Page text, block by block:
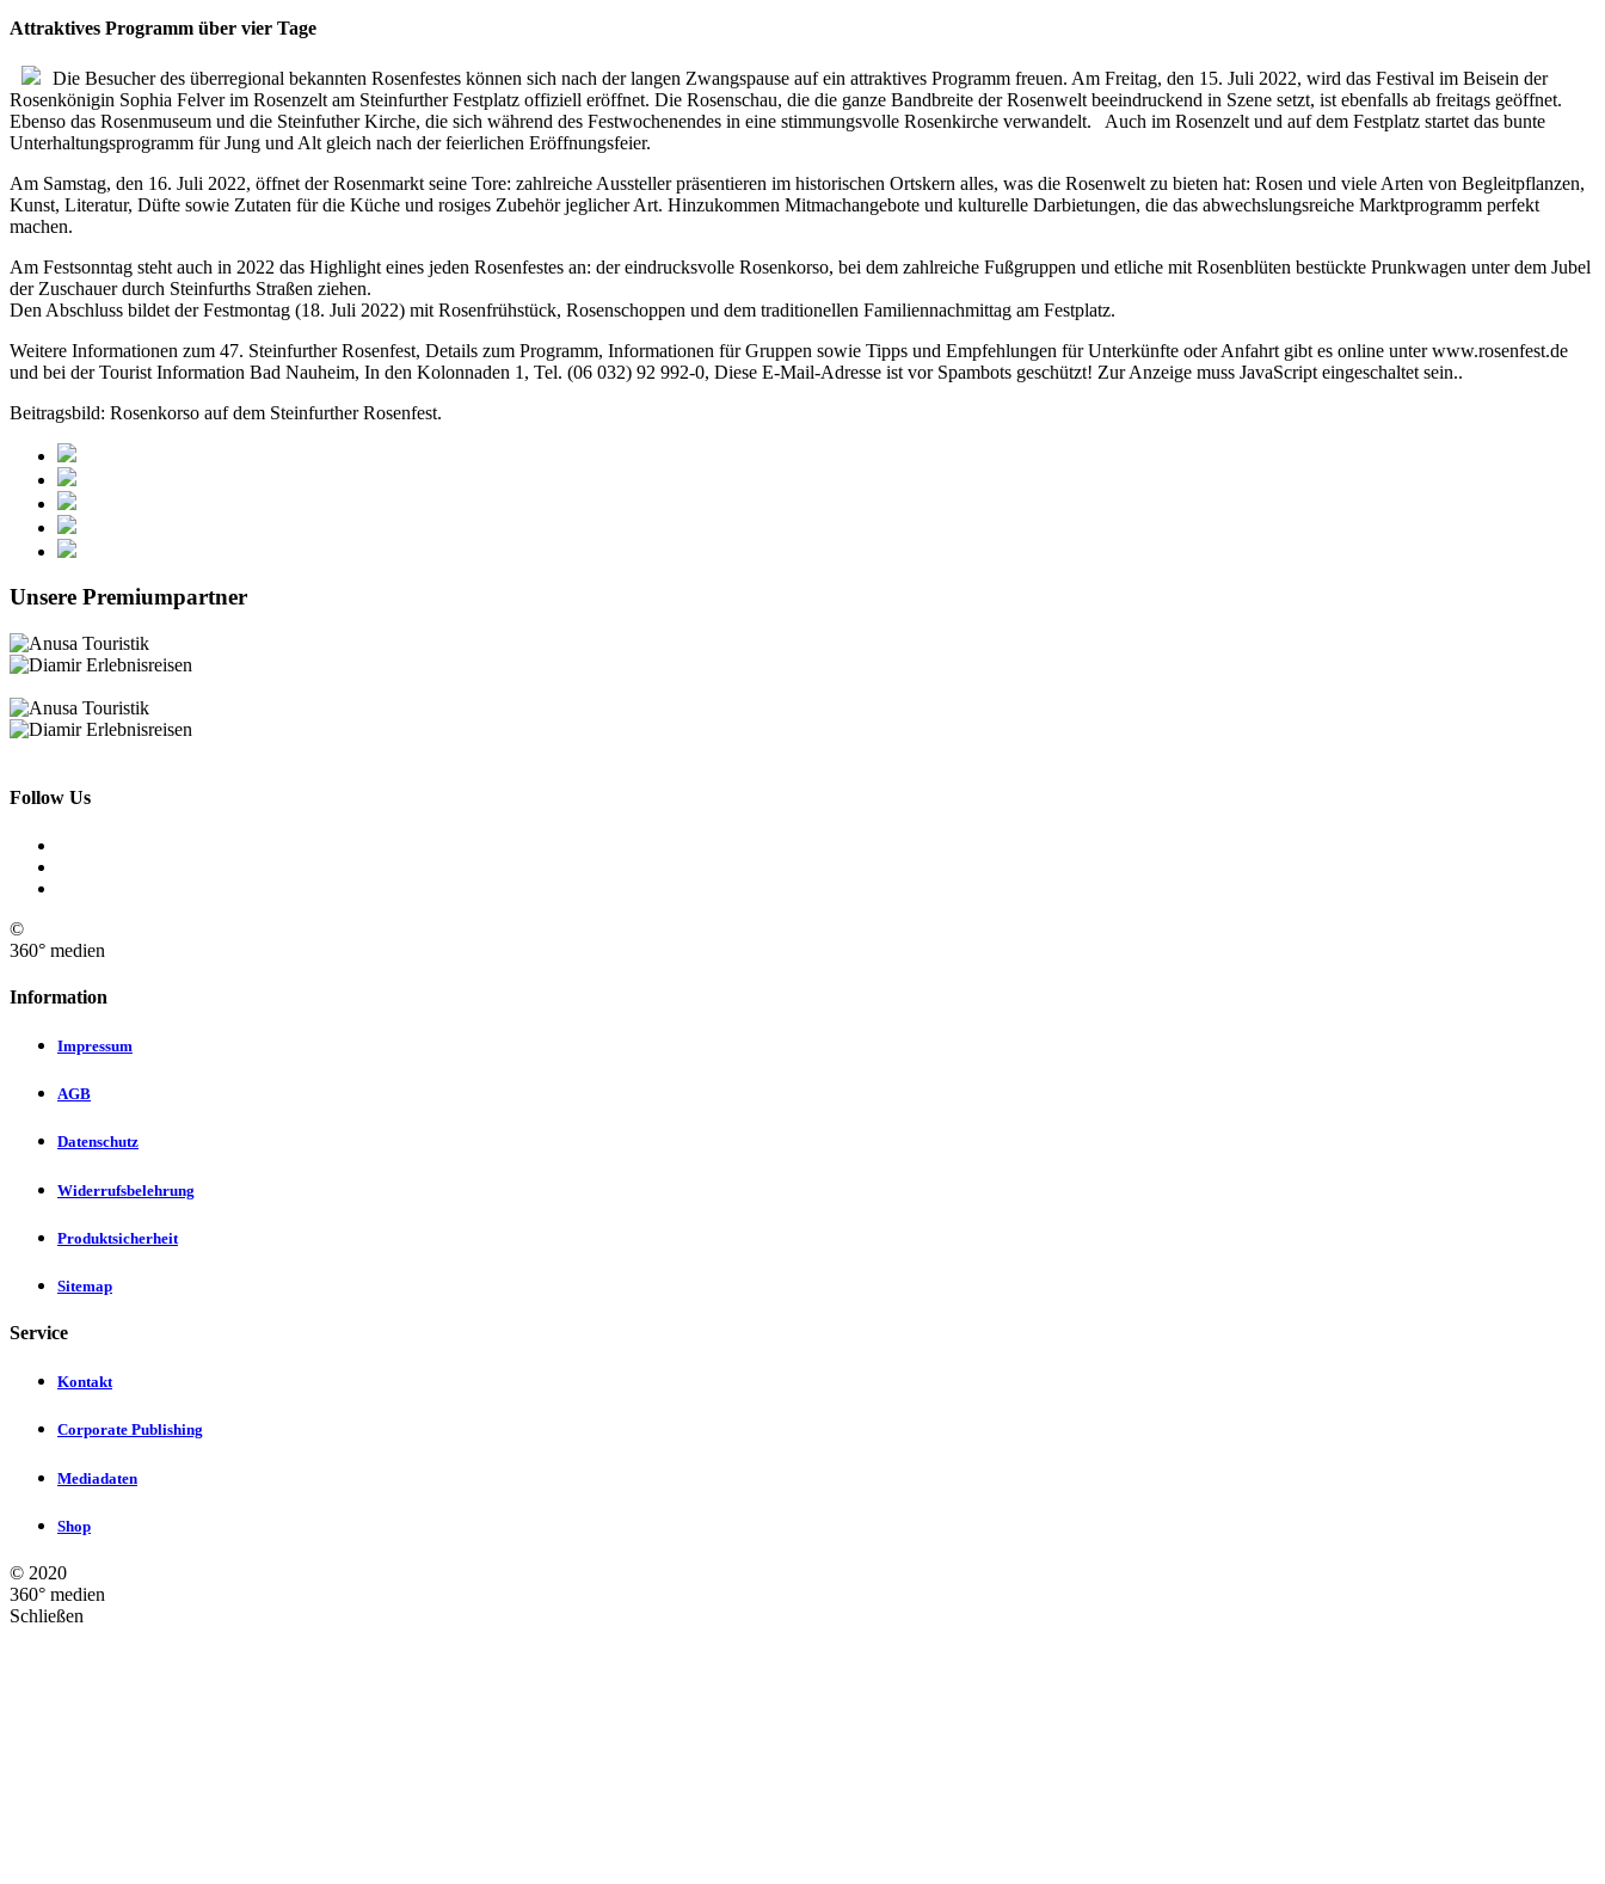
Attraktives Programm über vier Tage
Die Besucher des überregional bekannten Rosenfestes können sich nach der langen Zwangspause auf ein attraktives Programm freuen. Am Freitag, den 15. Juli 2022, wird das Festival im Beisein der
Rosenkönigin Sophia Felver im Rosenzelt am Steinfurther Festplatz offiziell eröffnet. Die Rosenschau, die die ganze Bandbreite der Rosenwelt beeindruckend in Szene setzt, ist ebenfalls ab freitags geöffnet.
Ebenso das Rosenmuseum und die Steinfuther Kirche, die sich während des Festwochenendes in eine stimmungsvolle Rosenkirche verwandelt. Auch im Rosenzelt und auf dem Festplatz startet das bunte
Unterhaltungsprogramm für Jung und Alt gleich nach der feierlichen Eröffnungsfeier.
Am Samstag, den 16. Juli 2022, öffnet der Rosenmarkt seine Tore: zahlreiche Aussteller präsentieren im historischen Ortskern alles, was die Rosenwelt zu bieten hat: Rosen und viele Arten von Begleitpflanzen,
Kunst, Literatur, Düfte sowie Zutaten für die Küche und rosiges Zubehör jeglicher Art. Hinzukommen Mitmachangebote und kulturelle Darbietungen, die das abwechslungsreiche Marktprogramm perfekt
machen.
Am Festsonntag steht auch in 2022 das Highlight eines jeden Rosenfestes an: der eindrucksvolle Rosenkorso, bei dem zahlreiche Fußgruppen und etliche mit Rosenblüten bestückte Prunkwagen unter dem Jubel
der Zuschauer durch Steinfurths Straßen ziehen.
Den Abschluss bildet der Festmontag (18. Juli 2022) mit Rosenfrühstück, Rosenschoppen und dem traditionellen Familiennachmittag am Festplatz.
Weitere Informationen zum 47. Steinfurther Rosenfest, Details zum Programm, Informationen für Gruppen sowie Tipps und Empfehlungen für Unterkünfte oder Anfahrt gibt es online unter www.rosenfest.de
und bei der Tourist Information Bad Nauheim, In den Kolonnaden 1, Tel. (06 032) 92 992-0, Diese E-Mail-Adresse ist vor Spambots geschützt! Zur Anzeige muss JavaScript eingeschaltet sein..
Beitragsbild: Rosenkorso auf dem Steinfurther Rosenfest.
Unsere Premiumpartner
Follow Us
©
360° medien
Information
Impressum
AGB
Datenschutz
Widerrufsbelehrung
Produktsicherheit
Sitemap
Service
Kontakt
Corporate Publishing
Mediadaten
Shop
© 2020
360° medien
Schließen